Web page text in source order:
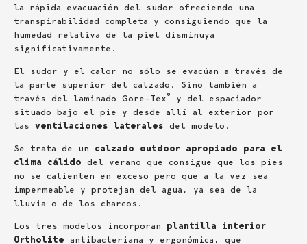
la rápida evacuación del sudor ofreciendo una
transpirabilidad completa y consiguiendo que la
humedad relativa de la piel disminuya
significativamente.
El sudor y el calor no sólo se evacúan a través de
la parte superior del calzado. Sino también a
través del laminado Gore-Tex®
y del espaciador
situado bajo el pie y desde allí al exterior por
las ventilaciones laterales del modelo.
Se trata de un calzado outdoor apropiado para el
clima cálido del verano que consigue que los pies
no se calienten en exceso pero que a la vez sea
impermeable y protejan del agua, ya sea de la
lluvia o de los charcos.
Los tres modelos incorporan plantilla interior
Ortholite antibacteriana y ergonómica, que